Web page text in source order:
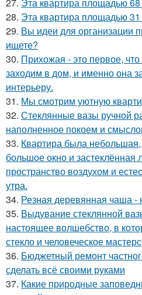
27. Эта квартира площадью 68
28. Эта квартира площадью 31
29. Вы идеи для организации
ищете?
30. Прихожая - это первое,
заходим в дом, и именно она
интерьеру.
31. Мы смотрим уютную
32. Стеклянные вазы ручной
наполненное покоем и
33. Квартира была небольшая,
большое окно и застеклённая
пространство воздухом и
утра.
34. Резная деревянная чаша -
35. Выдувание стеклянной
настоящее волшебство, в
стекло и человеческое
36. Бюджетный ремонт
сделать всё своими руками
37. Какие природные